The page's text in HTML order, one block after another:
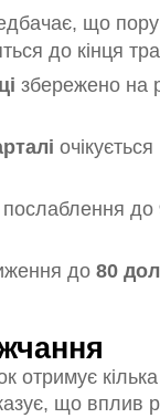
що
до кінця
збережено на
послаблення до
до 80
отримує кілька
що вплив